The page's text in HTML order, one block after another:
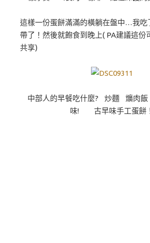
這樣一份蛋餅滿滿的橫躺在盤中…我吃
帶了！然後就飽食到晚上( PA建議這份
共享)
中部人的早餐吃什麼? 炒麵 爌肉飯
味! 古早味手工蛋餅